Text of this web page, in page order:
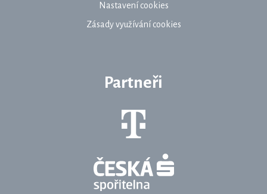
Nastavení cookies
Zásady využívání cookies
Partneři